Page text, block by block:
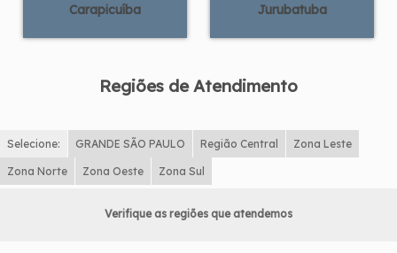
Carapicuíba
Jurubatuba
Regiões de Atendimento
Selecione: GRANDE SÃO PAULO Região Central Zona Leste
Zona Norte Zona Oeste Zona Sul
Verifique as regiões que atendemos